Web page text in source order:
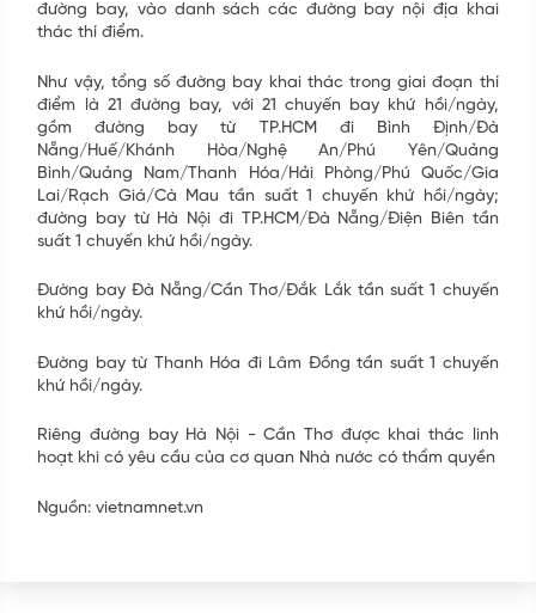
đường bay, vào danh sách các đường bay nội địa khai
thác thí điểm.
Như vậy, tổng số đường bay khai thác trong giai đoạn thí
điểm là 21 đường bay, với 21 chuyến bay khứ hồi/ngày,
gồm đường bay từ TP.HCM đi Bình Định/Đà
Nẵng/Huế/Khánh Hòa/Nghệ An/Phú Yên/Quảng
Bình/Quảng Nam/Thanh Hóa/Hải Phòng/Phú Quốc/Gia
Lai/Rạch Giá/Cà Mau tần suất 1 chuyến khứ hồi/ngày;
đường bay từ Hà Nội đi TP.HCM/Đà Nẵng/Điện Biên tần
suất 1 chuyến khứ hồi/ngày.
Đường bay Đà Nẵng/Cần Thơ/Đắk Lắk tần suất 1 chuyến
khứ hồi/ngày.
Đường bay từ Thanh Hóa đi Lâm Đồng tần suất 1 chuyến
khứ hồi/ngày.
Riêng đường bay Hà Nội - Cần Thơ được khai thác linh
hoạt khi có yêu cầu của cơ quan Nhà nước có thẩm quyền
Nguồn: vietnamnet.vn
Điện thoại *
GỬI